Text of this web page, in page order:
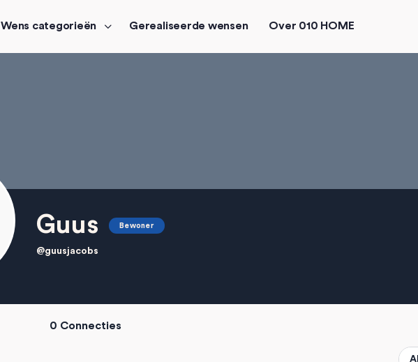
Wens categorieën Gerealiseerde wensen Over 010 HOME
Guus Bewoner
@guusjacobs
0 Connecties